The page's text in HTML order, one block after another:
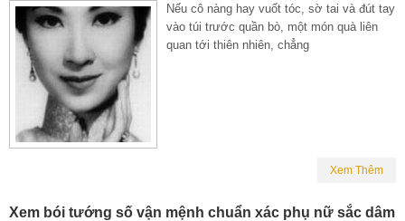
Nếu cô nàng hay vuốt tóc, sờ tai và đút tay
vào túi trước quần bò, một món quà liên
quan tới thiên nhiên, chẳng
Xem Thêm
Xem bói tướng số vận mệnh chuẩn xác phụ nữ sắc dâm